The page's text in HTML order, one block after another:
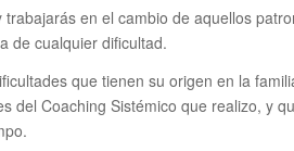
en el cambio de aquellos
de cualquier dificultad.
que tienen su origen en la
Coaching Sistémico que realizo, y